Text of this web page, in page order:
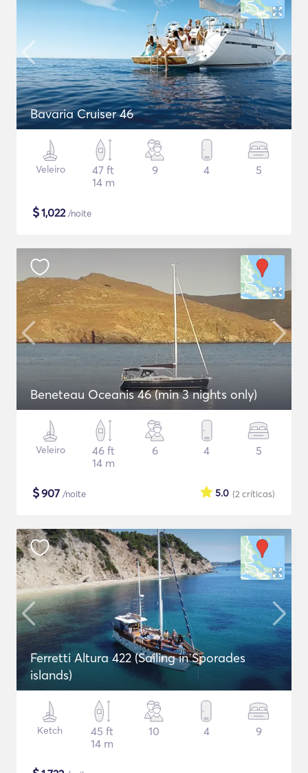
Bavaria Cruiser 46
Veleiro
47 ft
14 m
9 4 5
$1,022/noite
Beneteau Oceanis 46 (min 3 nights only)
Veleiro
46 ft
14 m
6 4 5
$907 /noite (2 críticas)
5.0
Ferretti Altura 422 (Sailing in Sporades
islands)
Ketch
45 ft
14 m
10 4 9